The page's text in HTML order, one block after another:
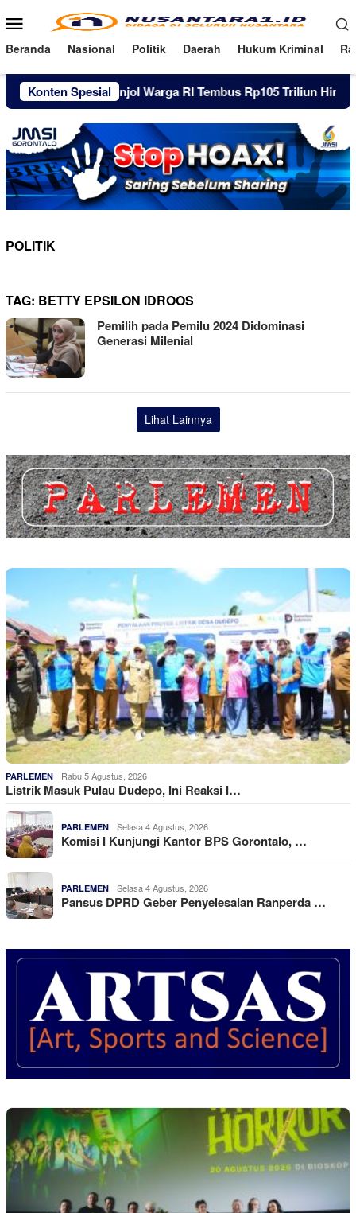
ke
konten
Menu
Mobile
Beranda Nasional Politik Daerah Hukum Kriminal
Konten Spesial
Utang Pinjol Warga RI Tembus Rp105 Triliun Hingga
POLITIK
TAG: BETTY EPSILON IDROOS
Pemilih pada Pemilu 2024 Didominasi
Generasi Milenial
Lihat Lainnya
PARLEMEN Rabu 5 Agustus, 2026
Listrik Masuk Pulau Dudepo, Ini Reaksi I…
PARLEMEN Selasa 4 Agustus, 2026
Komisi I Kunjungi Kantor BPS Gorontalo, …
PARLEMEN Selasa 4 Agustus, 2026
Pansus DPRD Geber Penyelesaian Ranperda …